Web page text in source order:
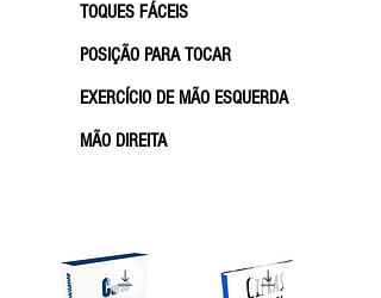
TOQUES FÁCEIS
POSIÇÃO PARA TOCAR
EXERCÍCIO DE MÃO ESQUERDA
MÃO DIREITA